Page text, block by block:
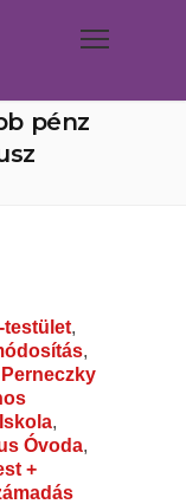
pénz
testület,
,
Perneczky
,
Óvoda,
+